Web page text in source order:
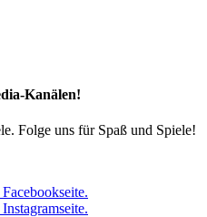
Kanälen!
Folge uns für Spaß und Spiele!